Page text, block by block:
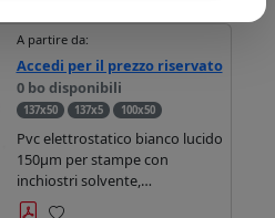
A partire da:
Accedi per il prezzo riservato
0 bo disponibili
137x50 137x5 100x50
Pvc elettrostatico bianco lucido
150µm per stampe con
inchiostri solvente,
ecosolvente, uv e latex.